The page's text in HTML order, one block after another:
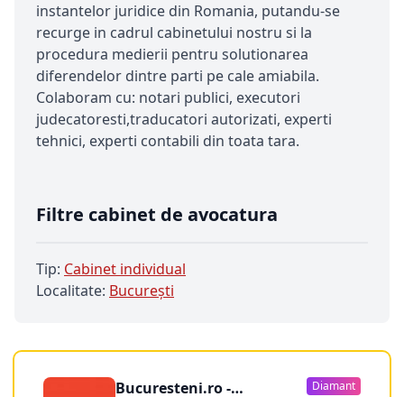
instantelor juridice din Romania, putandu-se
recurge in cadrul cabinetului nostru si la
procedura medierii pentru solutionarea
diferendelor dintre parti pe cale amiabila.
Colaboram cu: notari publici, executori
judecatoresti,traducatori autorizati, experti
tehnici, experti contabili din toata tara.
Filtre cabinet de avocatura
Tip: Cabinet individual
Localitate: Bucureşti
Bucuresteni.ro - Diamant